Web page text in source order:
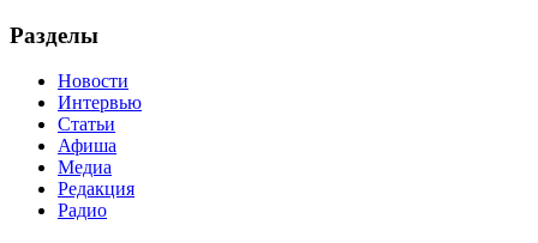
Разделы
Новости
Интервью
Статьи
Афиша
Медиа
Редакция
Радио